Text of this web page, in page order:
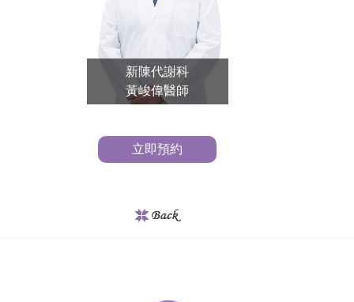
新陳代謝科
黃峻偉醫師
立即預約